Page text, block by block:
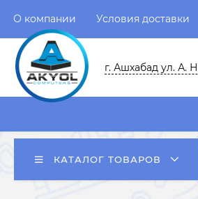
О компании Условия доставки
г. Ашхабад ул. А.
КАТАЛОГ ТОВАРОВ